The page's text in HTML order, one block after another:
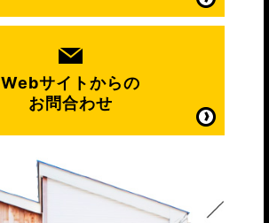
Webサイトからの
お問合わせ